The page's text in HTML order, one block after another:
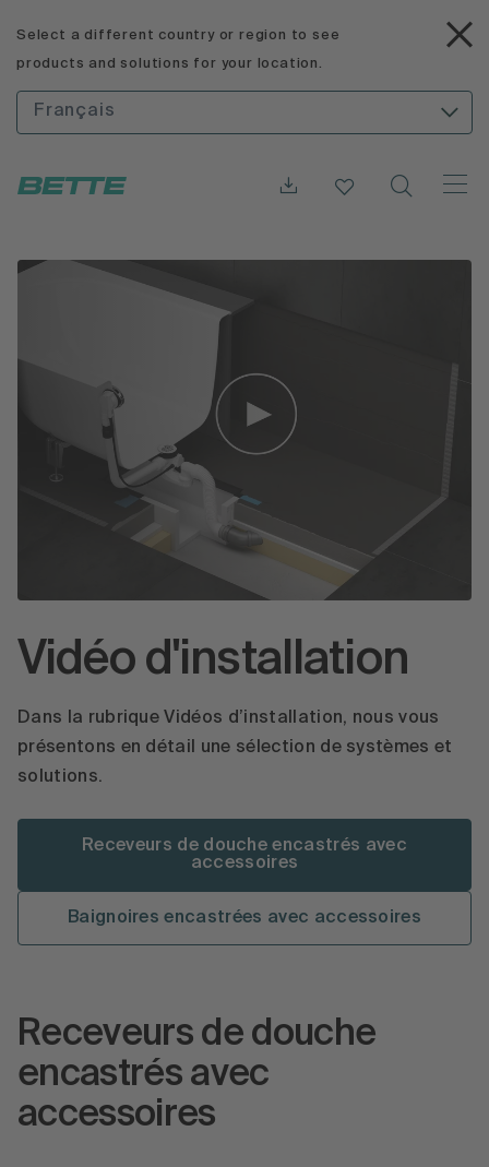
Select a different country or region to see
products and solutions for your location.
Français
Vidéo d'installation
Dans la rubrique Vidéos d’installation, nous vous
présentons en détail une sélection de systèmes et
solutions.
Receveurs de douche encastrés avec
accessoires
Baignoires encastrées avec accessoires
Receveurs de douche
encastrés avec
accessoires